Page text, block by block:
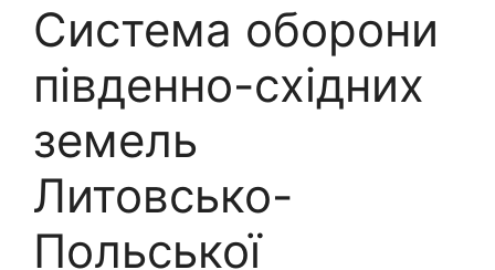
Система оборони
південно-східних
земель
Литовсько-
Польської